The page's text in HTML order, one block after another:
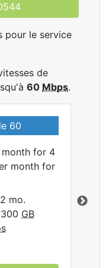
pour le service
de
60 Mbps.
60
month for 4
month for
mo.
300 GB